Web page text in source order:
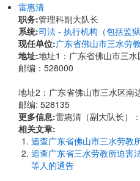
雷惠清
职务:管理科副大队长
系统:司法 - 执行机构（包括监
现任单位:广东省佛山市三水劳
地址:地址1：广东省佛山市三
邮编：528000
地址2：广东省佛山市三水区南
邮编: 528135
更多信息:雷惠清（副大队长）
相关文章:
追查广东省佛山市三水劳教
追查广东省三水劳教所迫害
等人的通告